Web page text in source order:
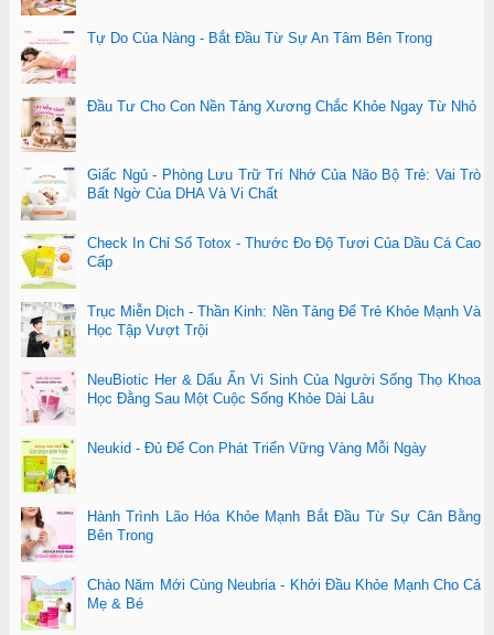
Tự Do Của Nàng - Bắt Đầu Từ Sự An Tâm Bên Trong
Đầu Tư Cho Con Nền Tảng Xương Chắc Khỏe Ngay Từ Nhỏ
Giấc Ngủ - Phòng Lưu Trữ Trí Nhớ Của Não Bộ Trẻ: Vai Trò
Bất Ngờ Của DHA Và Vi Chất
Check In Chỉ Số Totox - Thước Đo Độ Tươi Của Dầu Cá Cao
Cấp
Trục Miễn Dịch - Thần Kinh: Nền Tảng Để Trẻ Khỏe Mạnh Và
Học Tập Vượt Trội
NeuBiotic Her & Dấu Ấn Vi Sinh Của Người Sống Thọ Khoa
Học Đằng Sau Một Cuộc Sống Khỏe Dài Lâu
Neukid - Đủ Để Con Phát Triển Vững Vàng Mỗi Ngày
Hành Trình Lão Hóa Khỏe Mạnh Bắt Đầu Từ Sự Cân Bằng
Bên Trong
Chào Năm Mới Cùng Neubria - Khởi Đầu Khỏe Mạnh Cho Cả
Mẹ & Bé